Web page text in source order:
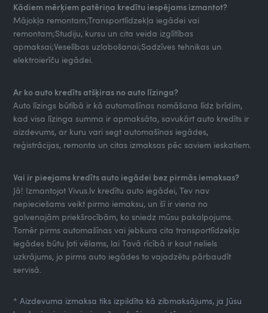
Kādiem mērķiem patēriņa kredītu iespējams izmantot?
Mājokļa remontam;Transportlīdzekļa iegādei vai
remontam;Studiju, kursu un cita veida izglītības
apmaksai;Veselības uzlabošanai;Sadzīves tehnikas un
elektroierīču iegādei.
Ar ko auto kredīts atšķiras no auto līzinga?
Auto līzings būtībā ir kā automašīnas nomāšana līdz brīdim,
kad visa līzinga summa ir apmaksāta, savukārt auto kredīts ir
aizdevums, ar kuru vari segt automašīnas iegādes,
reģistrācijas, remonta un citas izmaksas pēc saviem ieskatiem.
Vai ir pieejams kredīts auto iegādei bez pirmās iemaksas?
Jā! Izmantojot Vivus.lv kredītu auto iegādei, Tev nav
nepieciešams veikt pirmo iemaksu, un šī ir viena no
galvenajām priekšrocībām, ko sniedz mūsu pakalpojums.
Tomēr pirms automašīnas vai jebkura cita transportlīdzekļa
iegādes būtu ļoti vēlams, lai Tavā rīcībā ir kaut neliels
uzkrājums, jo pirms auto iegādes to vajadzētu pārbaudīt
servisā.
* Aizdevuma izmaksa tiks izpildīta kā zibmaksājums, ja Jūsu